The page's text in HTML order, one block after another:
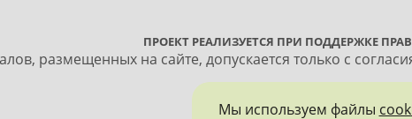
ПРОЕКТ РЕАЛИЗУЕТСЯ ПРИ ПОДДЕРЖКЕ
размещенных на сайте, допускается только с
Мы используем файлы